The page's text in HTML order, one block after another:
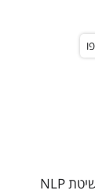
אני מטפלת רגשית ותיקה, עוסקת כיום בטיפול בשיטת NLP